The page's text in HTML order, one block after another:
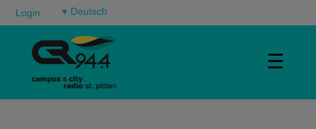
Login ▾
☰